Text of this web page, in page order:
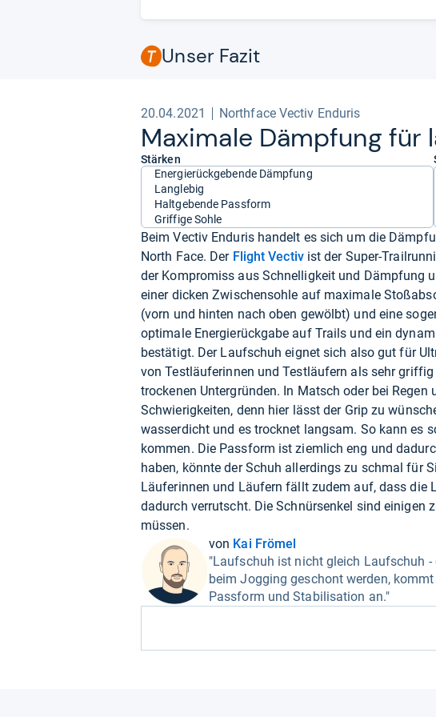
Unser Fazit
20.04.2021 Northface Vectiv Enduris
Maxi­male Dämp­fung für
Stärken
Energierückgebende Dämpfung
Langlebig
Haltgebende Passform
Griffige Sohle
Beim Vectiv Enduris handelt es sich um die
North Face. Der Flight Vectivist der Super-
der Kompromiss aus Schnelligkeit und Dämpfung
einer dicken Zwischensohle auf maximale
(vorn und hinten nach oben gewölbt) und eine
optimale Energierückgabe auf Trails und ein
bestätigt. Der Laufschuh eignet sich also gut für
von Testläuferinnen und Testläufern als sehr
trockenen Untergründen. In Matsch oder bei
Schwierigkeiten, denn hier lässt der Grip zu
wasserdicht und es trocknet langsam. So kann es
kommen. Die Passform ist ziemlich eng und
haben, könnte der Schuh allerdings zu schmal für
Läuferinnen und Läufern fällt zudem auf, dass die
dadurch verrutscht. Die Schnürsenkel sind einigen
müssen.
von Kai Frömel
"Laufschuh ist nicht gleich Laufschuh -
beim Jogging geschont werden,
Passform und Stabilisation an."